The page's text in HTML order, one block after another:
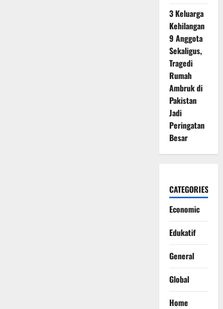
3 Keluarga
Kehilangan
9 Anggota
Sekaligus,
Tragedi
Rumah
Ambruk di
Pakistan
Jadi
Peringatan
Besar
CATEGORIES
Economic
Edukatif
General
Global
Home